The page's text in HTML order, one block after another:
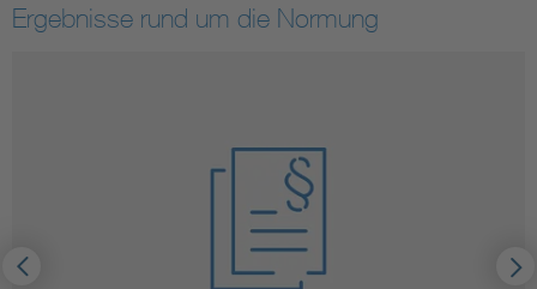
Ergebnisse rund um die Normung